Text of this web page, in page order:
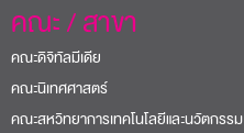
คณะ / สาขา
คณะดิจิทัลมีเดีย
คณะนิเทศศาสตร์
คณะสหวิทยาการเทคโนโลยีและนวัตกรรม